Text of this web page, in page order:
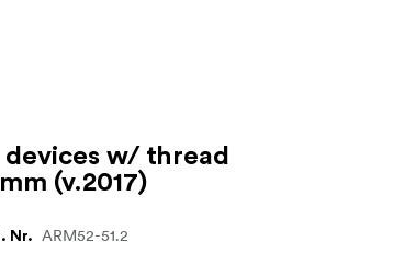
w/ thread
(v.2017)
Nr. ARM52-51.2